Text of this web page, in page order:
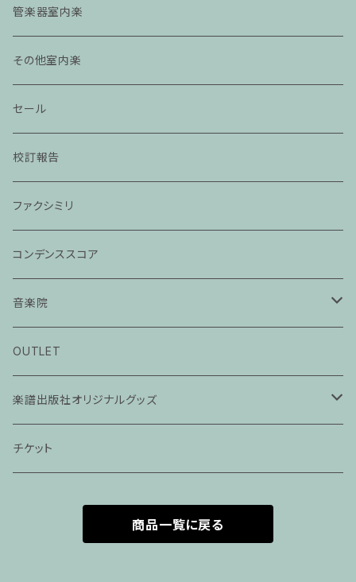
管楽器室内楽
その他室内楽
セール
校訂報告
ファクシミリ
コンデンススコア
音楽院
ピアノ科３０分レッスン
ピアノ科４５分レッスン
家族割プラン
家族割適用プラン2
声楽ピアノ４５分レッスン
OUTLET
楽譜出版社オリジナルグッズ
アパレル
チケット
商品一覧に戻る